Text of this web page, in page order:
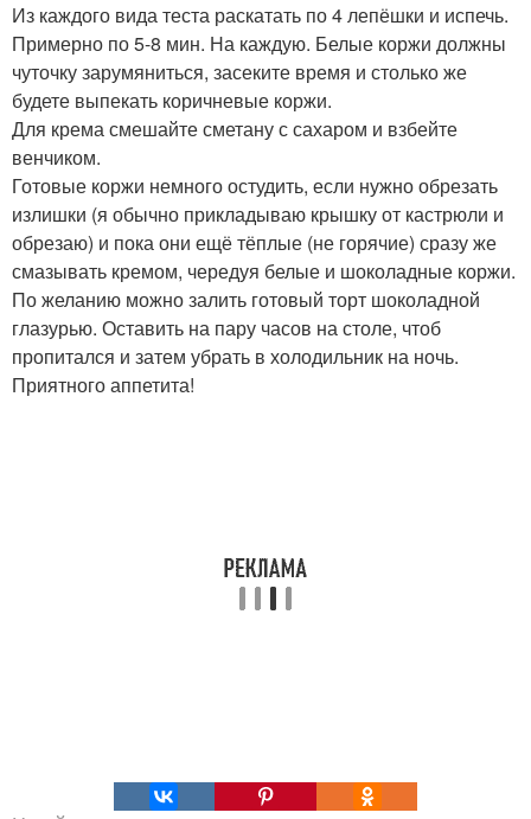
Из каждого вида теста раскатать по 4 лепёшки и испечь.
Примерно по 5-8 мин. На каждую. Белые коржи должны
чуточку зарумяниться, засеките время и столько же
будете выпекать коричневые коржи.
Для крема смешайте сметану с сахаром и взбейте
венчиком.
Готовые коржи немного остудить, если нужно обрезать
излишки (я обычно прикладываю крышку от кастрюли и
обрезаю) и пока они ещё тёплые (не горячие) сразу же
смазывать кремом, чередуя белые и шоколадные коржи.
По желанию можно залить готовый торт шоколадной
глазурью. Оставить на пару часов на столе, чтоб
пропитался и затем убрать в холодильник на ночь.
Приятного аппетита!